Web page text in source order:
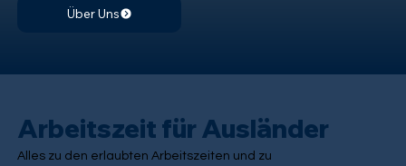
Über Uns
Arbeitszeit für Ausländer
Alles zu den erlaubten Arbeitszeiten und zu